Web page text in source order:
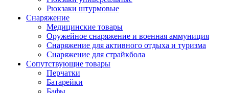
Рюкзаки штурмовые
Снаряжение
Медицинские товары
Оружейное снаряжение и военная аммуниция
Снаряжение для активного отдыха и туризма
Снаряжение для страйкбола
Сопутствующие товары
Перчатки
Батарейки
Бафы